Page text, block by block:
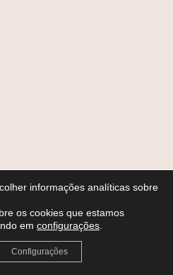
informações analíticas sobre
os cookies que estamos
em configurações
Configurações